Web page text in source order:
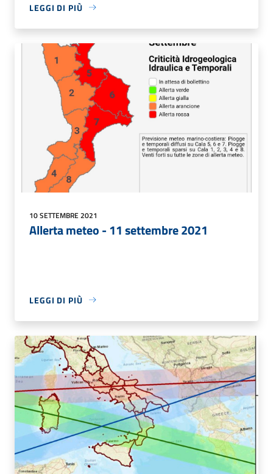
LEGGI DI PIÙ
10 SETTEMBRE 2021
Allerta meteo - 11 settembre 2021
LEGGI DI PIÙ